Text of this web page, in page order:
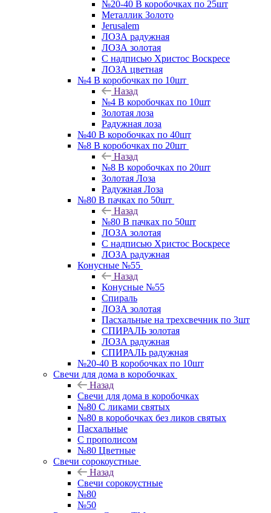
№20-40 В коробочках по 25шт
Металлик Золото
Jerusalem
ЛОЗА радужная
ЛОЗА золотая
С надписью Христос Воскресе
ЛОЗА цветная
№4 В коробочках по 10шт
Назад
№4 В коробочках по 10шт
Золотая лоза
Радужная лоза
№40 В коробочках по 40шт
№8 В коробочках по 20шт
Назад
№8 В коробочках по 20шт
Золотая Лоза
Радужная Лоза
№80 В пачках по 50шт
Назад
№80 В пачках по 50шт
ЛОЗА золотая
С надписью Христос Воскресе
ЛОЗА радужная
Конусные №55
Назад
Конусные №55
Спираль
ЛОЗА золотая
Пасхальные на трехсвечник по 3шт
СПИРАЛЬ золотая
ЛОЗА радужная
СПИРАЛЬ радужная
№20-40 В коробочках по 10шт
Свечи для дома в коробочках
Назад
Свечи для дома в коробочках
№80 С ликами святых
№80 в коробочках без ликов святых
Пасхальные
С прополисом
№80 Цветные
Свечи сорокоустные
Назад
Свечи сорокоустные
№80
№50